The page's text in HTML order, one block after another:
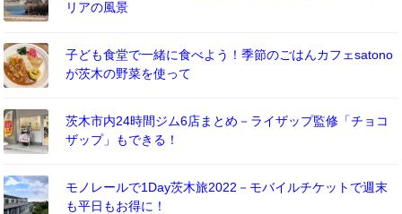
リアの風景
子ども食堂で一緒に食べよう！季節のごはんカフェsatono
が茨木の野菜を使って
茨木市内24時間ジム6店まとめ－ライザップ監修「チョコ
ザップ」もできる！
モノレールで1Day茨木旅2022－モバイルチケットで週末
も平日もお得に！